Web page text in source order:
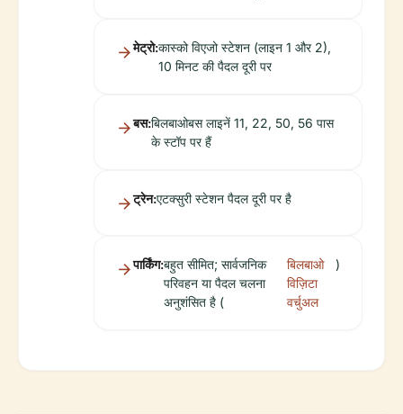
मेट्रो:कास्को विएजो स्टेशन (लाइन 1 और 2),
10 मिनट की पैदल दूरी पर
बस:बिलबाओबस लाइनें 11, 22, 50, 56 पास
के स्टॉप पर हैं
ट्रेन:एटक्सुरी स्टेशन पैदल दूरी पर है
पार्किंग:बहुत सीमित; सार्वजनिक
परिवहन या पैदल चलना
अनुशंसित है (
बिलबाओ
विज़िटा
वर्चुअल
)